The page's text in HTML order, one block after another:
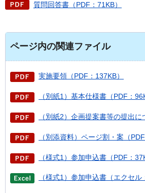
質問回答書（PDF：71KB）
ページ内の関連ファイル
実施要領（PDF：137KB）
（別紙1）基本仕様書（PDF：
（別紙2）企画提案書等の提出に
（別添資料）ページ割・案（PDF
（様式1）参加申込書（PDF：
（様式1）参加申込書（エクセル